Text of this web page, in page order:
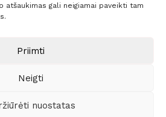
atšaukimas gali neigiamai paveikti tam
Priimti
Neigti
nuostatas
ITBrolis